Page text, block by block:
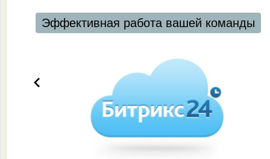
Эффективная работа вашей команды